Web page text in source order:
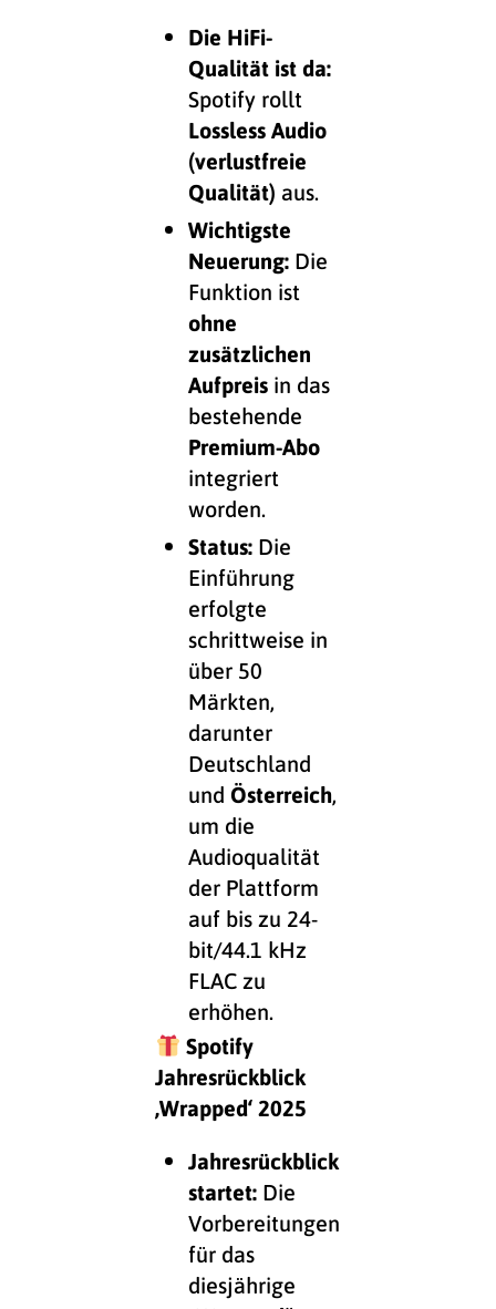
Die HiFi-
Qualität ist da:
Spotify rollt
Lossless Audio
(verlustfreie
Qualität) aus.
Wichtigste
Neuerung: Die
Funktion ist
ohne
zusätzlichen
Aufpreis in das
bestehende
Premium-Abo
integriert
worden.
Status: Die
Einführung
erfolgte
schrittweise in
über 50
Märkten,
darunter
Deutschland
und Österreich,
um die
Audioqualität
der Plattform
auf bis zu 24-
bit/44.1 kHz
FLAC zu
erhöhen.
Spotify
Jahresrückblick
‚Wrapped‘ 2025
Jahresrückblick
startet: Die
Vorbereitungen
für das
diesjährige